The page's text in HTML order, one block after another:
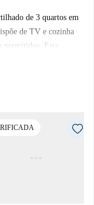
de 3 quartos em
de TV e cozinha
permitidos. Esta
para garantir
de Torrent, com
e Mercadona, a
opções